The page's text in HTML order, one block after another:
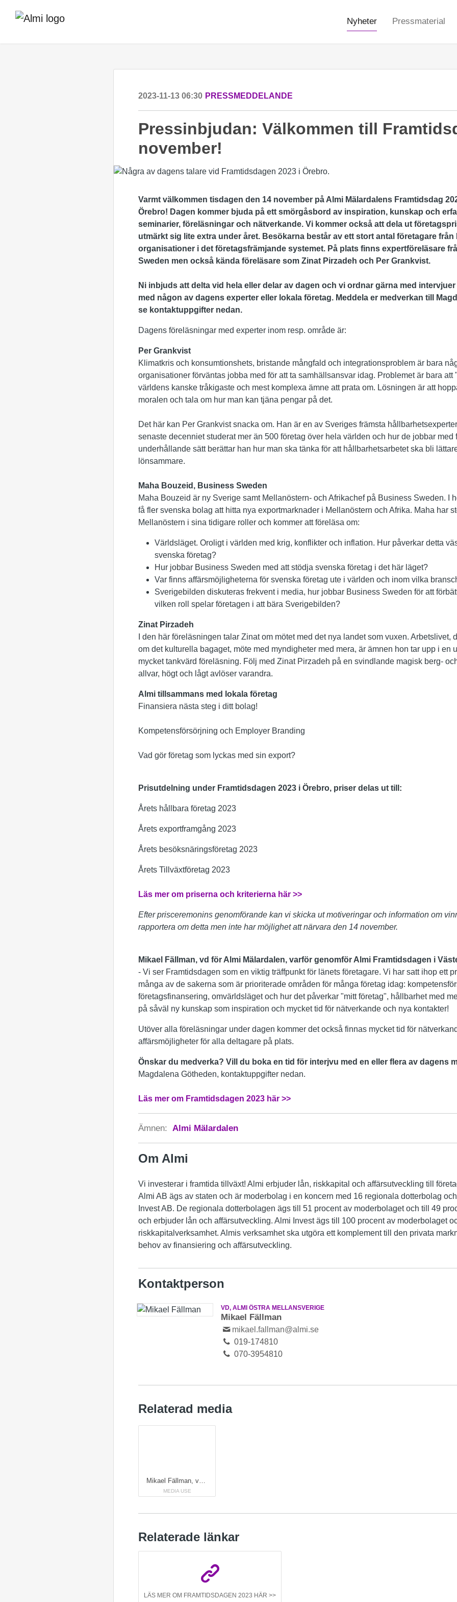
Nyheter Pressmaterial
2023-11-13 06:30 PRESSMEDDELANDE
Pressinbjudan: Välkommen till
november!
Varmt välkommen tisdagen den 14 november på Almi Mälardalens Framtidsdag
Örebro! Dagen kommer bjuda på ett smörgåsbord av inspiration, kunskap och
seminarier, föreläsningar och nätverkande. Vi kommer också att dela ut
utmärkt sig lite extra under året. Besökarna består av ett stort antal företagare från
organisationer i det företagsfrämjande systemet. På plats finns expertföreläsare
Sweden men också kända föreläsare som Zinat Pirzadeh och Per Grankvist.
Ni inbjuds att delta vid hela eller delar av dagen och vi ordnar gärna med
med någon av dagens experter eller lokala företag. Meddela er medverkan till
se kontaktuppgifter nedan.
Dagens föreläsningar med experter inom resp. område är:
Per Grankvist
Klimatkris och konsumtionshets, bristande mångfald och integrationsproblem är bara
organisationer förväntas jobba med för att ta samhällsansvar idag. Problemet är bara att
världens kanske tråkigaste och mest komplexa ämne att prata om. Lösningen är att
moralen och tala om hur man kan tjäna pengar på det.
Det här kan Per Grankvist snacka om. Han är en av Sveriges främsta
senaste decenniet studerat mer än 500 företag över hela världen och hur de jobbar med
underhållande sätt berättar han hur man ska tänka för att hållbarhetsarbetet ska bli
lönsammare.
Maha Bouzeid, Business Sweden
Maha Bouzeid är ny Sverige samt Mellanöstern- och Afrikachef på Business Sweden. I
få fler svenska bolag att hitta nya exportmarknader i Mellanöstern och Afrika. Maha har
Mellanöstern i sina tidigare roller och kommer att föreläsa om:
Världsläget. Oroligt i världen med krig, konflikter och inflation. Hur påverkar detta
svenska företag?
Hur jobbar Business Sweden med att stödja svenska företag i det här läget?
Var finns affärsmöjligheterna för svenska företag ute i världen och inom vilka
Sverigebilden diskuteras frekvent i media, hur jobbar Business Sweden för att
vilken roll spelar företagen i att bära Sverigebilden?
Zinat Pirzadeh
I den här föreläsningen talar Zinat om mötet med det nya landet som vuxen. Arbetslivet,
om det kulturella bagaget, möte med myndigheter med mera, är ämnen hon tar upp i en
mycket tankvärd föreläsning. Följ med Zinat Pirzadeh på en svindlande magisk berg-
allvar, högt och lågt avlöser varandra.
Almi tillsammans med lokala företag
Finansiera nästa steg i ditt bolag!
Kompetensförsörjning och Employer Branding
Vad gör företag som lyckas med sin export?
Prisutdelning under Framtidsdagen 2023 i Örebro, priser delas ut till:
Årets hållbara företag 2023
Årets exportframgång 2023
Årets besöksnäringsföretag 2023
Årets Tillväxtföretag 2023
Läs mer om priserna och kriterierna här >>
Efter prisceremonins genomförande kan vi skicka ut motiveringar och information om
rapportera om detta men inte har möjlighet att närvara den 14 november.
Mikael Fällman, vd för Almi Mälardalen, varför genomför Almi Framtidsdagen i
- Vi ser Framtidsdagen som en viktig träffpunkt för länets företagare. Vi har satt ihop ett
många av de sakerna som är prioriterade områden för många företag idag:
företagsfinansering, omvärldsläget och hur det påverkar "mitt företag", hållbarhet med
på såväl ny kunskap som inspiration och mycket tid för nätverkande och nya kontakter!
Utöver alla föreläsningar under dagen kommer det också finnas mycket tid för
affärsmöjligheter för alla deltagare på plats.
Önskar du medverka? Vill du boka en tid för interjvu med en eller flera av dagens
Magdalena Götheden, kontaktuppgifter nedan.
Läs mer om Framtidsdagen 2023 här >>
Ämnen: Almi Mälardalen
Om Almi
Vi investerar i framtida tillväxt! Almi erbjuder lån, riskkapital och affärsutveckling till
Almi AB ägs av staten och är moderbolag i en koncern med 16 regionala dotterbolag
Invest AB. De regionala dotterbolagen ägs till 51 procent av moderbolaget och till 49
och erbjuder lån och affärsutveckling. Almi Invest ägs till 100 procent av moderbolaget
riskkapitalverksamhet. Almis verksamhet ska utgöra ett komplement till den privata
behov av finansiering och affärsutveckling.
Kontaktperson
VD, ALMI ÖSTRA MELLANSVERIGE
Mikael Fällman
mikael.fallman@almi.se
019-174810
070-3954810
Relaterad media
Mikael Fällman, vd Almi Mälardalen (Västmanland och Örebro län). Foto: Henrik Mill
MEDIA USE
Relaterade länkar
LÄS MER OM FRAMTIDSDAGEN 2023 HÄR >>